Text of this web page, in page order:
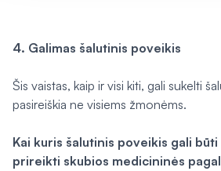
4. Galimas šalutinis poveikis
Šis vaistas, kaip ir visi kiti, gali sukelti
pasireiškia ne visiems žmonėms.
Kai kuris šalutinis poveikis gali
prireikti skubios medicininės